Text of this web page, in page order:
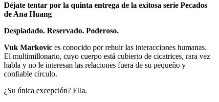
Déjate tentar por la quinta entrega de la exitosa serie Pecados
de Ana Huang
Despiadado. Reservado. Poderoso.
Vuk Markovic es conocido por rehuir las interacciones humanas.
El multimillonario, cuyo cuerpo está cubierto de cicatrices, rara vez
habla y no le interesan las relaciones fuera de su pequeño y
confiable círculo.
¿Su única excepción? Ella.